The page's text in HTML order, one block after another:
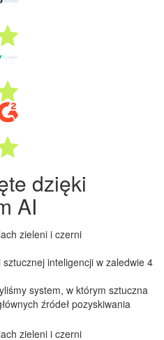
dzięki
AI
inteligencji w zaledwie 4
system, w którym sztuczna
źródeł pozyskiwania